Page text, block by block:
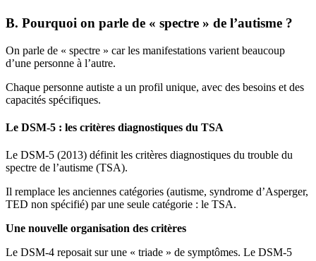
B. Pourquoi on parle de « spectre » de l’autisme ?
On parle de « spectre » car les manifestations varient beaucoup
d’une personne à l’autre.
Chaque personne autiste a un profil unique, avec des besoins et des
capacités spécifiques.
Le DSM-5 : les critères diagnostiques du TSA
Le DSM-5 (2013) définit les critères diagnostiques du trouble du
spectre de l’autisme (TSA).
Il remplace les anciennes catégories (autisme, syndrome d’Asperger,
TED non spécifié) par une seule catégorie : le TSA.
Une nouvelle organisation des critères
Le DSM-4 reposait sur une « triade » de symptômes. Le DSM-5